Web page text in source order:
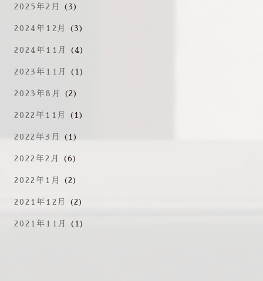
2025年2月 (3)
2024年12月 (3)
2024年11月 (4)
2023年11月 (1)
2023年8月 (2)
2022年11月 (1)
2022年3月 (1)
2022年2月 (6)
2022年1月 (2)
2021年12月 (2)
2021年11月 (1)